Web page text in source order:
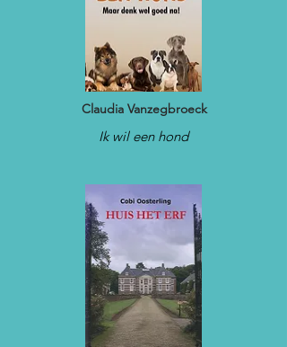
Claudia Vanzegbroeck
Ik wil een hond